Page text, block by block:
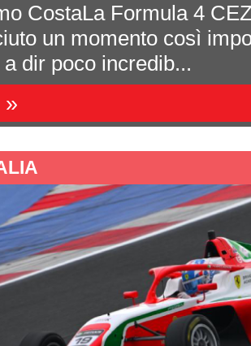
4 CEZ non ha mai
così importante e